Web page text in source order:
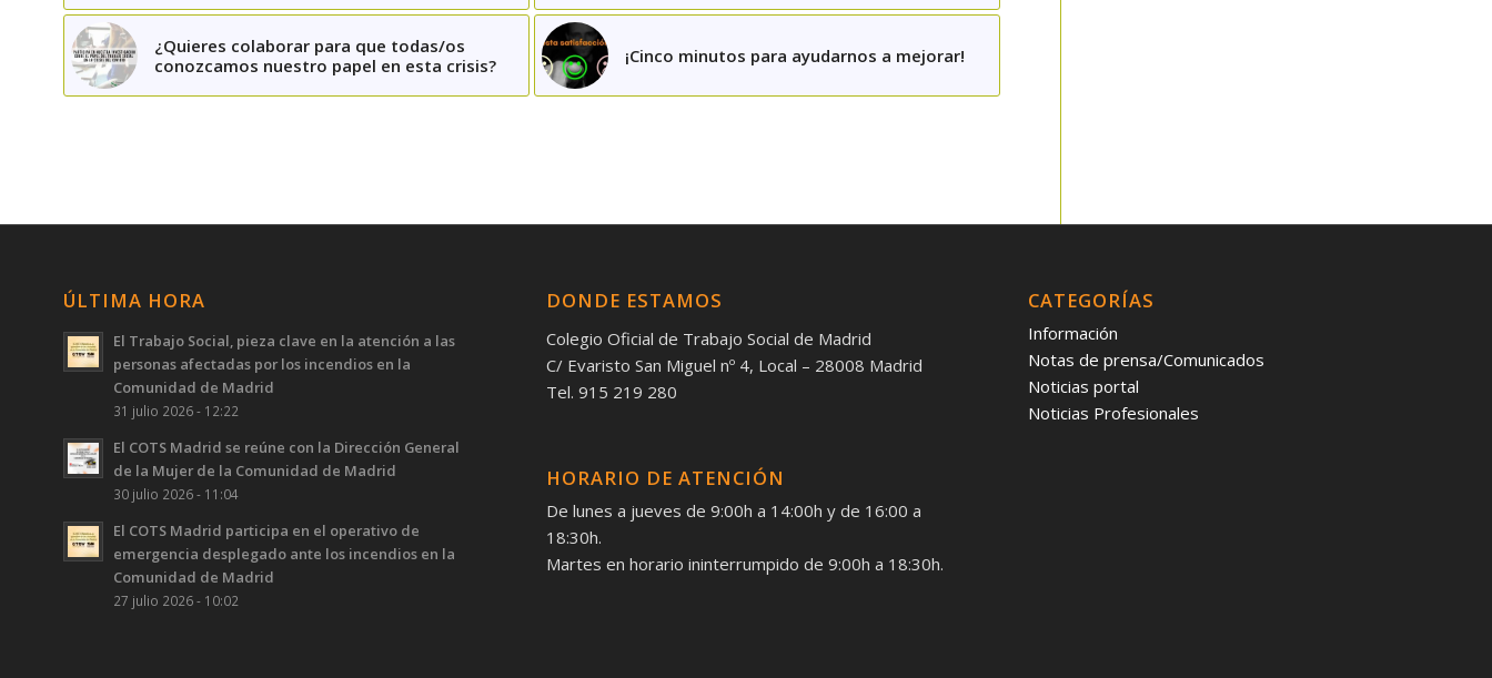
¿Quieres colaborar para que todas/os
conozcamos nuestro papel en esta crisis?
¡Cinco minutos para ayudarnos a mejorar!
ÚLTIMA HORA
El Trabajo Social, pieza clave en la atención a las
personas afectadas por los incendios en la
Comunidad de Madrid
31 julio 2026 - 12:22
El COTS Madrid se reúne con la Dirección General
de la Mujer de la Comunidad de Madrid
30 julio 2026 - 11:04
El COTS Madrid participa en el operativo de
emergencia desplegado ante los incendios en la
Comunidad de Madrid
27 julio 2026 - 10:02
DONDE ESTAMOS
Colegio Oficial de Trabajo Social de Madrid
C/ Evaristo San Miguel nº 4, Local – 28008 Madrid
Tel. 915 219 280
HORARIO DE ATENCIÓN
De lunes a jueves de 9:00h a 14:00h y de 16:00 a
18:30h.
Martes en horario ininterrumpido de 9:00h a 18:30h.
CATEGORÍAS
Información
Notas de prensa/Comunicados
Noticias portal
Noticias Profesionales